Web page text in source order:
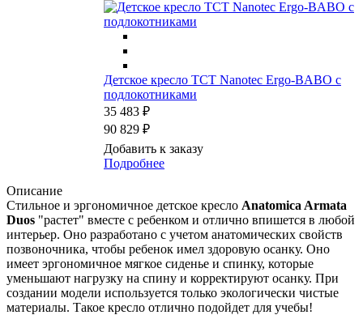
Детское кресло TCT Nanotec Ergo-BABO с
подлокотниками
35 483 ₽
90 829 ₽
Добавить к заказу
Подробнее
Описание
Стильное и эргономичное детское кресло Anatomica Armata
Duos "растет" вместе с ребенком и отлично впишется в любой
интерьер. Оно разработано с учетом анатомических свойств
позвоночника, чтобы ребенок имел здоровую осанку. Оно
имеет эргономичное мягкое сиденье и спинку, которые
уменьшают нагрузку на спину и корректируют осанку. При
создании модели используется только экологически чистые
материалы. Такое кресло отлично подойдет для учебы!